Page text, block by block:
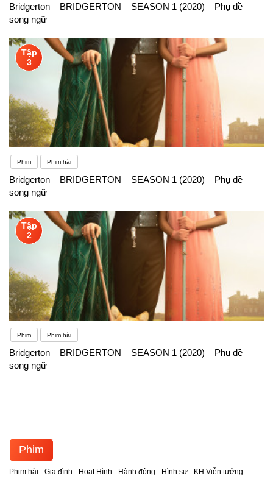
Bridgerton – BRIDGERTON – SEASON 1 (2020) – Phụ đề
song ngữ
Tập
3
Phim Phim hài
Bridgerton – BRIDGERTON – SEASON 1 (2020) – Phụ đề
song ngữ
Tập
2
Phim Phim hài
Bridgerton – BRIDGERTON – SEASON 1 (2020) – Phụ đề
song ngữ
Phim
Phim hài Gia đình Hoạt Hình Hành động Hình sự KH Viễn tưởng